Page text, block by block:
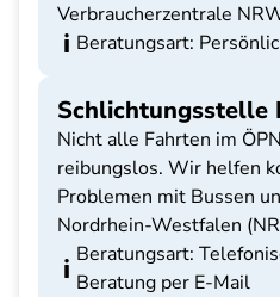
Verbraucherzentrale
Beratungsart:
Schlichtungsstelle
Nicht alle Fahrten im
reibungslos. Wir helfen
Problemen mit Bussen
Nordrhein-Westfalen
Beratungsart:
Beratung per E-Mail